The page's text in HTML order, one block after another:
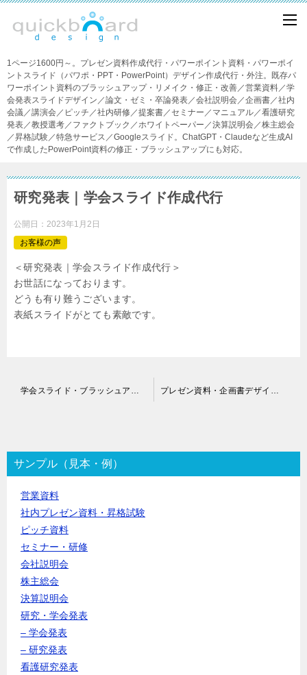
1ページ1600円～。プレゼン資料作成代行・パワーポイント資料・パワーポイ
ントスライド（パワポ・PPT・PowerPoint）デザイン作成代行・外注。既存パ
ワーポイント資料のブラッシュアップ・リメイク・修正・改善／営業資料／学
会発表スライドデザイン／論文・ゼミ・卒論発表／会社説明会／企画書／社内
会議／講演会／ピッチ／社内研修／提案書／セミナー／マニュアル／看護研究
発表／教授選考／ファクトブック／ホワイトペーパー／決算説明会／株主総会
／昇格試験／特急サービス／Googleスライド。ChatGPT・Claudeなど生成AI
で作成したPowerPoint資料の修正・ブラッシュアップにも対応。
研究発表｜学会スライド作成代行
公開日： 2023年1月2日
お客様の声
＜研究発表｜学会スライド作成代行＞
お世話になっております。
どうも有り難うございます。
表紙スライドがとても素敵です。
ゲ
ー
シ
サンプル（見本・例）
営業資料
社内プレゼン資料・昇格試験
ピッチ資料
セミナー・研修
会社説明会
株主総会
決算説明会
研究・学会発表
– 学会発表
– 研究発表
看護研究発表